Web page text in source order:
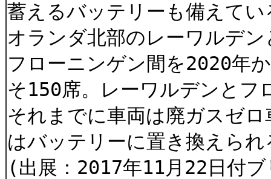
蓄えるバッテリーも備えて
オランダ北部のレーワルデ
フローニンゲン間を2020年
そ150席。レーワルデンとフ
それまでに車両は廃ガスゼ
はバッテリーに置き換えられ
(出展：2017年11月22日